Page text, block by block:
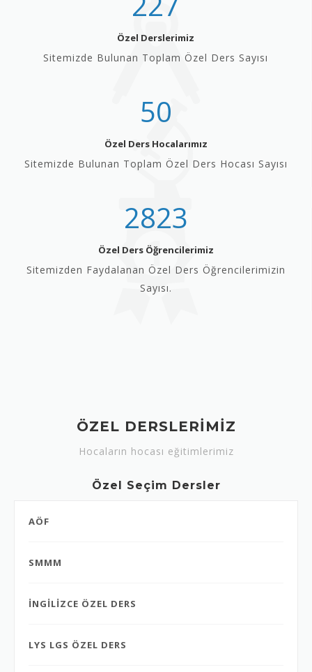
Özel Derslerimiz
Sitemizde Bulunan Toplam Özel Ders Sayısı
50
Özel Ders Hocalarımız
Sitemizde Bulunan Toplam Özel Ders Hocası Sayısı
2823
Özel Ders Öğrencilerimiz
Sitemizden Faydalanan Özel Ders Öğrencilerimizin
Sayısı.
ÖZEL DERSLERİMİZ
Hocaların hocası eğitimlerimiz
Özel Seçim Dersler
AÖF
SMMM
İNGİLİZCE ÖZEL DERS
LYS LGS ÖZEL DERS